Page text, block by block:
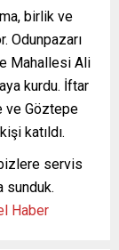
birlik ve
Odunpazarı
Mahallesi Ali
kurdu. İftar
ve Göztepe
katıldı.
servis
sunduk.
Haber